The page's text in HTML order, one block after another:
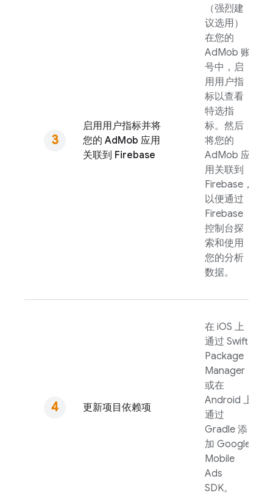
启用用户指标并将
您的 AdMob 应用
关联到 Firebase
（强烈建
议选用）
在您的
AdMob 账
号中，启
用用户指
标以查看
特选指
标。然后
将您的
AdMob 应
用关联到
Firebase，
以便通过
Firebase
控制台探
索和使用
您的分析
数据。
更新项目依赖项
在 iOS 上
通过 Swift
Package
Manager
或在
Android 上
通过
Gradle 添
加 Google
Mobile
Ads
SDK。